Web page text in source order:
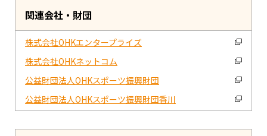
関連会社・財団
株式会社OHKエンタープライズ
株式会社OHKネットコム
公益財団法人OHKスポーツ振興財団
公益財団法人OHKスポーツ振興財団香川